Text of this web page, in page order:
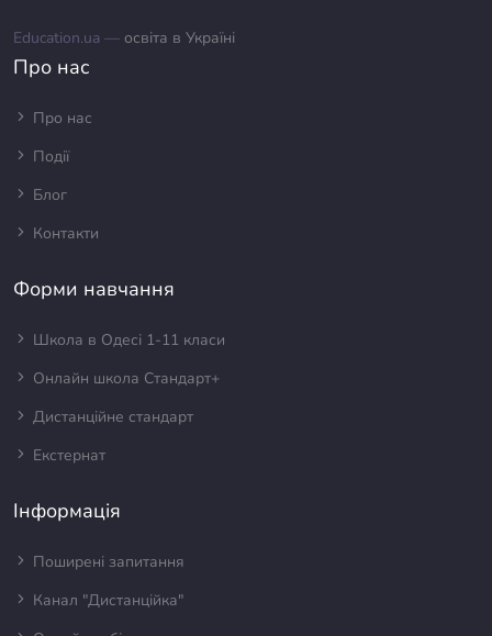
Education.ua — освіта в Україні
Про нас
Про нас
Події
Блог
Контакти
Форми навчання
Школа в Одесі 1-11 класи
Онлайн школа Стандарт+
Дистанційне стандарт
Екстернат
Інформація
Поширені запитання
Канал "Дистанційка"